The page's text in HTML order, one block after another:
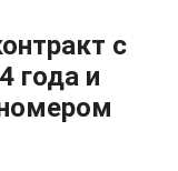
с
года и